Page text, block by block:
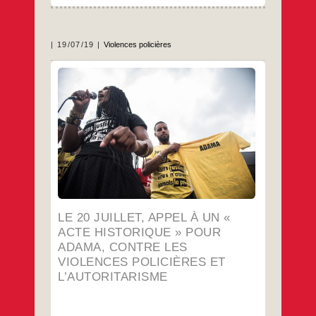
19/07/19 Violences policières
LE 20 JUILLET, APPEL À UN «
ACTE HISTORIQUE » POUR
ADAMA, CONTRE LES
VIOLENCES POLICIÈRES ET
L’AUTORITARISME
PAR COLLECTIF 11 JUILLET 2019
Ce 20 juillet, plusieurs collectifs issus des
quartiers populaires, des groupes de gilets
jaunes, des associations de solidarité envers
les migrants, des réseaux dénonçant les
violences policières se sont donnés rendez-
vous à Beaumont-sur-Oise, au nord de
Paris. Objectifs : soutenir les victimes des
violences policières, faire interdire les LBD
40 ou les grenades offensives, résister
ensemble à la répression qui s’abat sur la
moindre contestation. Voici leur appel et le
programme de l’événement.